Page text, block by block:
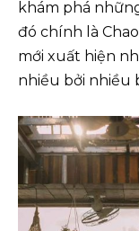
khám phá
đó chính là
mới xuất hiện
nhiều bởi nhiều